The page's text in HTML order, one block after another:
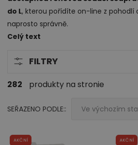
Ložnice
do L, kterou pořídíte on-line z pohodlí
naprosto správně.
Celý text
FILTRY
282 produkty na stronie
SEŘAZENO PODLE:: Ve výchozím
AKČNÍ AKČNÍ